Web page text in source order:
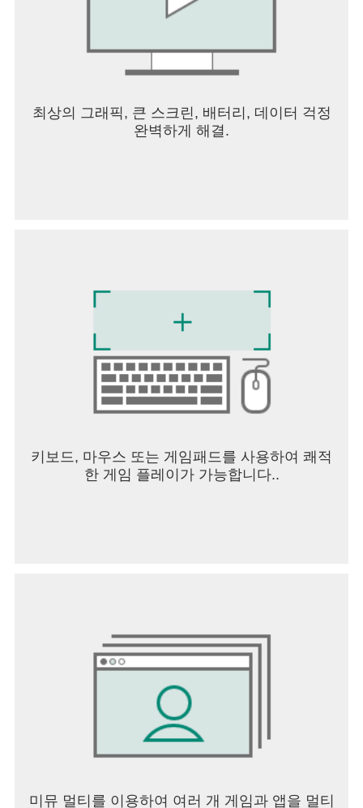
고자, 다음과 같이 요청되는 권한 및 각 권한이 요청
선택 가능한 옵션 항목입니다. 즉, 각 권한을 허용하
지 않는 경우 특정 기능이 동작하지 않을 수 있지만
카메라: 사진과 동영상을 찍을 때 필요한 권한입니
연락처: 친구들과 연결하기 위해 Instagram에서 연
락처 정보에 액세스하도록 허용하는 권한입니다.
위치 정보: 원하는 장소를 찾고, 원할 때 현재 위치와
관련된 정보를 보기 위해 필요한 권한입니다.
근처 기기: 레이밴 메타 스마트 안경에서 라이브스
트리밍을 사용할 때 필요한 권한입니다.
니다.
전화: 계정 액세스를 위해 전화 상태 및 신원을 읽는
최상의 그래픽, 큰 스크린, 배터리, 데이터 걱정
완벽하게 해결.
키보드, 마우스 또는 게임패드를 사용하여 쾌적
한 게임 플레이가 가능합니다..
미뮤 멀티를 이용하여 여러 개 게임과 앱을 멀티